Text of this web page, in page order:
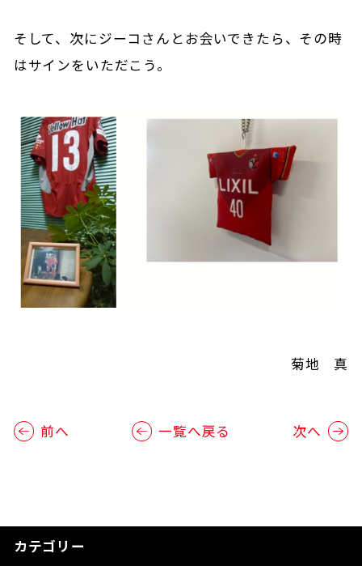
そして、次にジーコさんとお会いできたら、その時
はサインをいただこう。
菊地 真
前へ 一覧へ戻る 次へ
カテゴリー